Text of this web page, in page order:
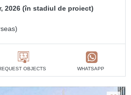
2026 (în stadiul de proiect)
OBJECTS WHATSAPP